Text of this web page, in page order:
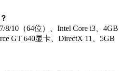
8/10（64位）、Intel Core i3、4GB
GT 640显卡、DirectX 11、5GB